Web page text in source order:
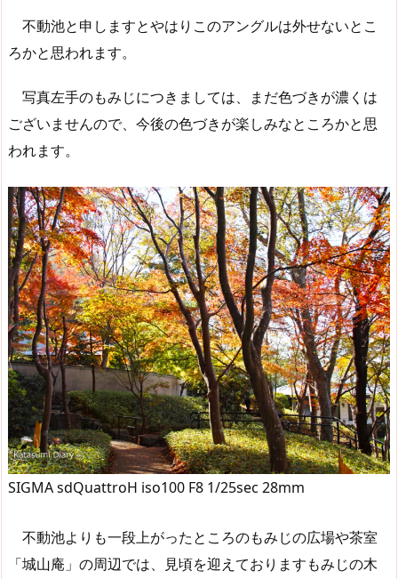
不動池と申しますとやはりこのアングルは外せないとこ
ろかと思われます。
写真左手のもみじにつきましては、まだ色づきが濃くは
ございませんので、今後の色づきが楽しみなところかと思
われます。
SIGMA sdQuattroH iso100 F8 1/25sec 28mm
不動池よりも一段上がったところのもみじの広場や茶室
「城山庵」の周辺では、見頃を迎えておりますもみじの木